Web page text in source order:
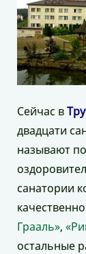
Сейчас в
двадцати
называют
санатории
Грааль»,
остальные